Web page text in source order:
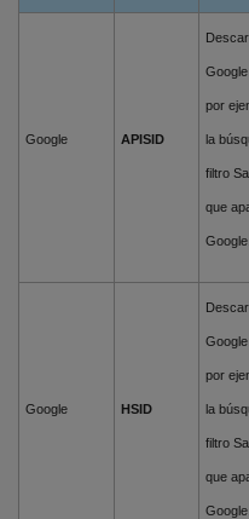
Google APISID
por
la
filtro
que
Google.
Google HSID
por
la
filtro
que
Google.